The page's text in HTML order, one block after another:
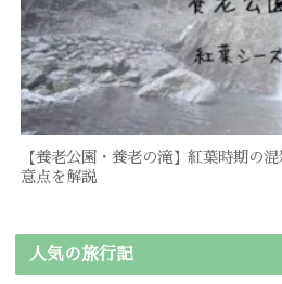
【養老公園・養老の滝】紅葉時期の
意点を解説
人気の旅行記